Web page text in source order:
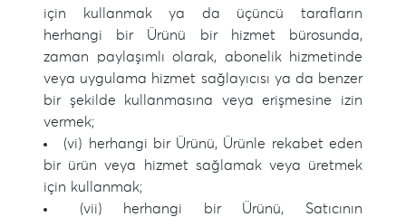
için kullanmak ya da üçüncü tarafların
herhangi bir Ürünü bir hizmet bürosunda,
zaman paylaşımlı olarak, abonelik hizmetinde
veya uygulama hizmet sağlayıcısı ya da benzer
bir şekilde kullanmasına veya erişmesine izin
vermek;
(vi) herhangi bir Ürünü, Ürünle rekabet eden
bir ürün veya hizmet sağlamak veya üretmek
için kullanmak;
(vii) herhangi bir Ürünü, Satıcının